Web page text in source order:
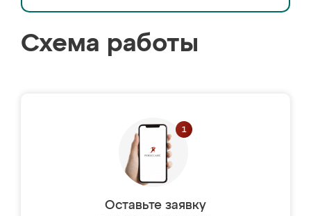
Схема работы
Оставьте заявку